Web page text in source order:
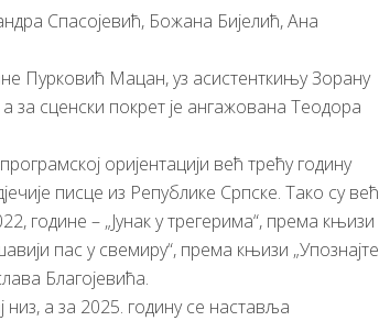
Спасојевић, Божана Бијелић, Ана
Пурковић Мацан, уз асистенткињу Зорану
за сценски покрет је ангажована Теодора
оријентацији већ трећу годину
писце из Републике Српске. Тако су већ
године – „Јунак у трегерима“, према књизи
пас у свемиру“, према књизи „Упознајте
Благојевића.
а за 2025. годину се наставља